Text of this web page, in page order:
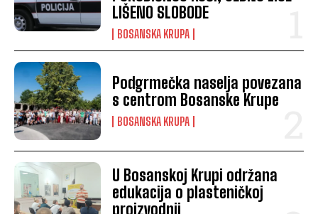
LIŠENO SLOBODE
BOSANSKA KRUPA
Podgrmečka naselja povezana
s centrom Bosanske Krupe
BOSANSKA KRUPA
U Bosanskoj Krupi održana
edukacija o plasteničkoj
proizvodnji